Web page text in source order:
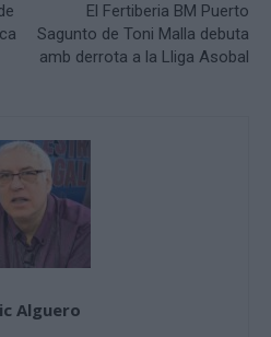
El Fertiberia BM Puerto
Sagunto de Toni Malla debuta
amb derrota a la Lliga Asobal
Alguero